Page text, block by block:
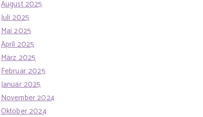
August 2025
Juli 2025
Mai 2025
April 2025
März 2025
Februar 2025
Januar 2025
November 2024
Oktober 2024